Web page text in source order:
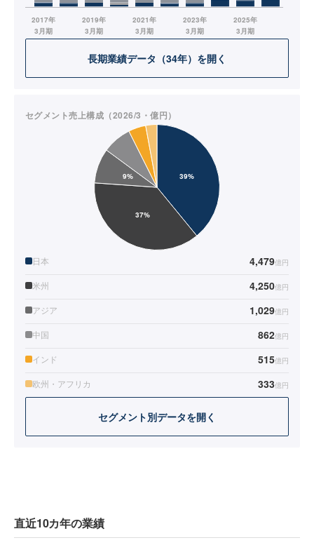
長期業績データ（34年）を開く
セグメント売上構成（2026/3・億円）
日本 4,479億円
米州 4,250億円
アジア 1,029億円
中国 862億円
インド 515億円
欧州・アフリカ 333億円
セグメント別データを開く
直近10カ年の業績